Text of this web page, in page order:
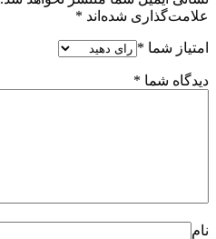
علامت‌گذاری شده‌اند *
امتیاز شما *
دیدگاه شما *
نام